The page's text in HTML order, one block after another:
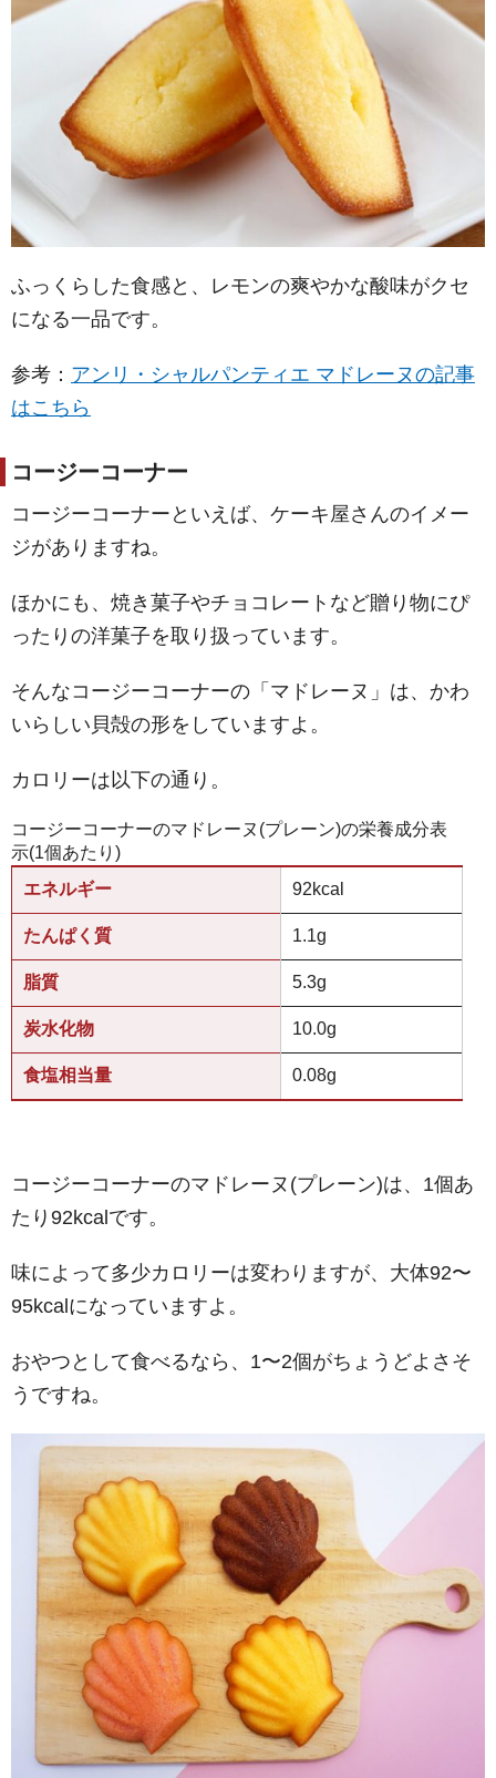
ふっくらした食感と、レモンの爽やかな酸味がクセ
になる一品です。
参考： アンリ・シャルパンティエ マドレーヌの記事
はこちら
コージーコーナー
コージーコーナーといえば、ケーキ屋さんのイメー
ジがありますね。
ほかにも、焼き菓子やチョコレートなど贈り物にぴ
ったりの洋菓子を取り扱っています。
そんなコージーコーナーの「マドレーヌ」は、かわ
いらしい貝殻の形をしていますよ。
カロリーは以下の通り。
コージーコーナーのマドレーヌ(プレーン)の栄養成分表
示(1個あたり)
エネルギー
92kcal
たんぱく質 1.1g
脂質 5.3g
炭水化物 10.0g
食塩相当量 0.08g
コージーコーナーのマドレーヌ(プレーン)は、1個あ
たり92kcalです。
味によって多少カロリーは変わりますが、大体92〜
95kcalになっていますよ。
おやつとして食べるなら、1〜2個がちょうどよさそ
うですね。